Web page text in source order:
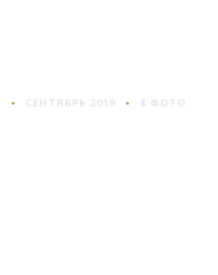
СЕНТЯБРЬ 2019 8 ФОТО